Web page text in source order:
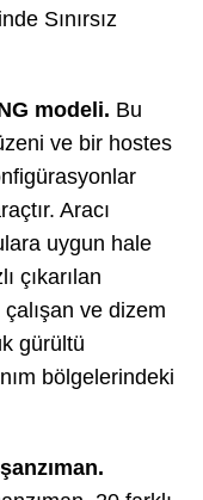
Sınırsız
modeli. Bu
ve bir hostes
Aracı
uygun hale
çıkarılan
ve dizem
gürültü
bölgelerindeki